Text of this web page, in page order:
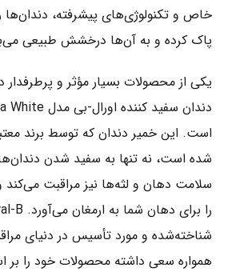
خاص و تکنولوژی‌های پیشرفته، دندان‌ها
پاک کرده و به آن‌ها درخشش طبیعی
یکی از محصولات بسیار مؤثر و پرطرفدار
شده است، نه تنها به سفید شدن
سلامت دهان و لثه‌ها نیز مراقبت
شناخته‌شده و مورد تأسیس در دنیای
همواره سعی داشته محصولات خود را بر